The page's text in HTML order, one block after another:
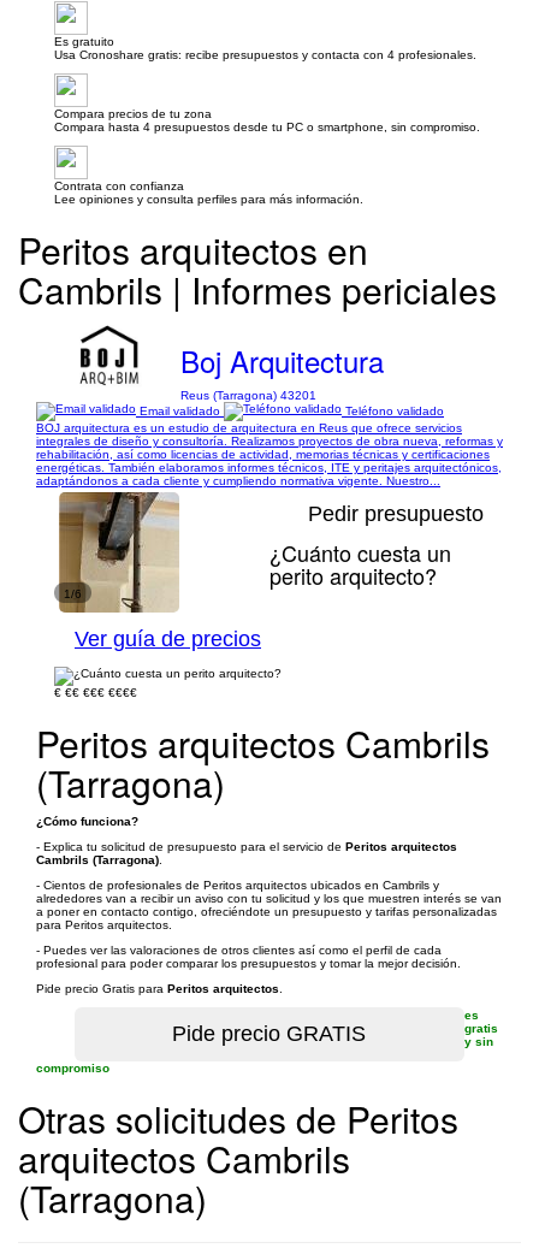
Es gratuito
Usa Cronoshare gratis: recibe presupuestos y contacta con 4 profesionales.
Compara precios de tu zona
Compara hasta 4 presupuestos desde tu PC o smartphone, sin compromiso.
Contrata con confianza
Lee opiniones y consulta perfiles para más información.
Peritos arquitectos en
Cambrils | Informes periciales
Boj Arquitectura
Reus (Tarragona) 43201
Email validado
Teléfono validado
BOJ arquitectura es un estudio de arquitectura en Reus que ofrece servicios
integrales de diseño y consultoría. Realizamos proyectos de obra nueva, reformas y
rehabilitación, así como licencias de actividad, memorias técnicas y certificaciones
energéticas. También elaboramos informes técnicos, ITE y peritajes arquitectónicos,
adaptándonos a cada cliente y cumpliendo normativa vigente. Nuestro...
1/6
Pedir presupuesto
¿Cuánto cuesta un
perito arquitecto?
Ver guía de precios
€ €€ €€€ €€€€
Peritos arquitectos Cambrils
(Tarragona)
¿Cómo funciona?
- Explica tu solicitud de presupuesto para el servicio de Peritos arquitectos
Cambrils (Tarragona)
- Cientos de profesionales de Peritos arquitectos ubicados en Cambrils y
alrededores van a recibir un aviso con tu solicitud y los que muestren interés se van
a poner en contacto contigo, ofreciéndote un presupuesto y tarifas personalizadas
para Peritos arquitectos.
- Puedes ver las valoraciones de otros clientes así como el perfil de cada
profesional para poder comparar los presupuestos y tomar la mejor decisión.
Pide precio Gratis para Peritos arquitectos
es
gratis
y sin
compromiso
Otras solicitudes de Peritos
arquitectos Cambrils
(Tarragona)